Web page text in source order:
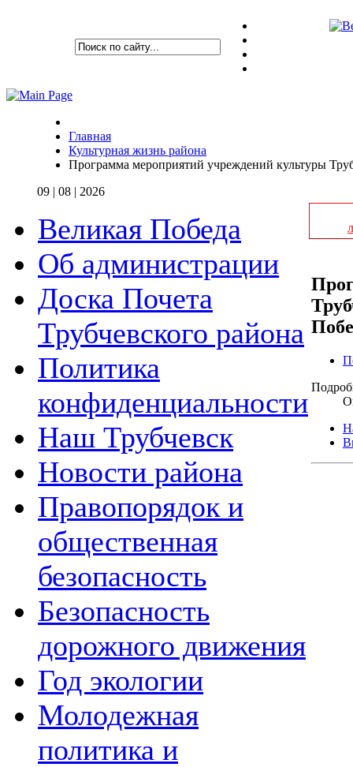
Главная
Культурная жизнь района
Программа мероприятий учреждений культуры
09 | 08 | 2026
Великая Победа
Об администрации
Доска Почета
Трубчевского района
Политика
конфиденциальности
Наш Трубчевск
Новости района
Правопорядок и
общественная
безопасность
Безопасность
дорожного движения
Год экологии
Молодежная
политика и